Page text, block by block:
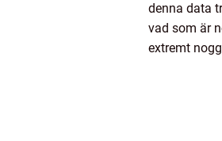
denna data
vad som är
extremt